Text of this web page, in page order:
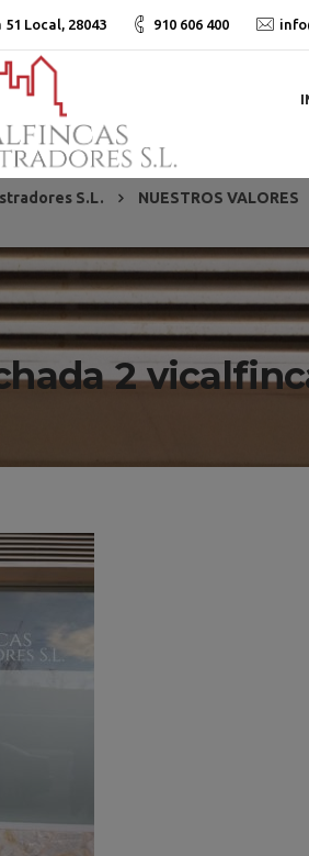
Local, 28043 910 606 400
S.L. NUESTROS VALORES
2